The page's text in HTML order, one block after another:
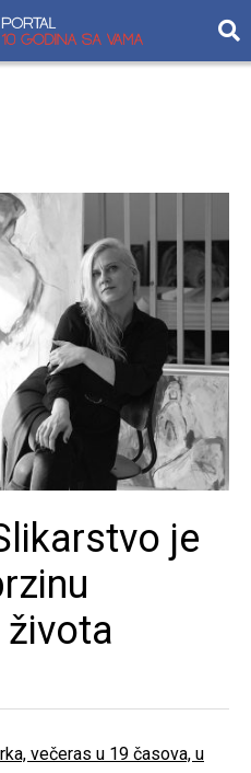
je
večeras u 19 časova, u